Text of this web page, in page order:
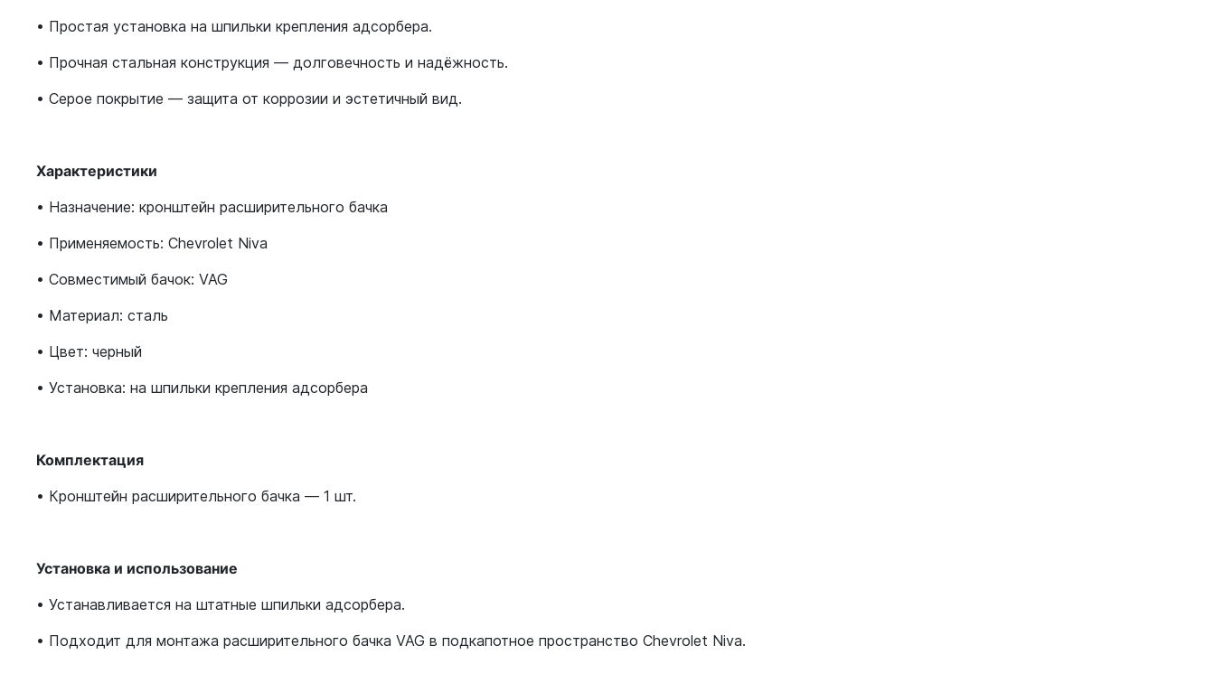
• Простая установка на шпильки крепления адсорбера.
• Прочная стальная конструкция — долговечность и надёжность.
• Серое покрытие — защита от коррозии и эстетичный вид.
Характеристики
• Назначение: кронштейн расширительного бачка
• Применяемость: Chevrolet Niva
• Совместимый бачок: VAG
• Материал: сталь
• Цвет: черный
• Установка: на шпильки крепления адсорбера
Комплектация
• Кронштейн расширительного бачка — 1 шт.
Установка и использование
• Устанавливается на штатные шпильки адсорбера.
• Подходит для монтажа расширительного бачка VAG в подкапотное пространство Chevrolet Niva.